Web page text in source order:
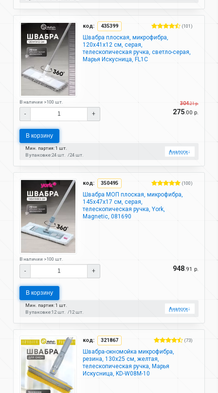
код: 435399 (101)
Швабра плоская, микрофибра,
120х41х12 см, серая,
телескопическая ручка, светло-серая,
Марья Искусница, FL1C
В наличии >100 шт.
- +
304.21 р.
275.00 р.
В корзину
Мин. партия: 1 шт.
В упаковке:24 шт. 24 шт.
Аналоги↓
код: 350495 (100)
Швабра МОП плоская, микрофибра,
145х47х17 см, серая,
телескопическая ручка, York,
Magnetic, 081690
В наличии >100 шт.
- + 948.91 р.
В корзину
Мин. партия: 1 шт.
В упаковке:12 шт. 12 шт.
Аналоги↓
код: 321867 (73)
Швабра-окномойка микрофибра,
резина, 130х25 см, желтая,
телескопическая ручка, Марья
Искусница, KD-W08M-10